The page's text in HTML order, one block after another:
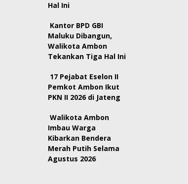
Hal Ini
Kantor BPD GBI
Maluku Dibangun,
Walikota Ambon
Tekankan Tiga Hal Ini
17 Pejabat Eselon II
Pemkot Ambon Ikut
PKN II 2026 di Jateng
Walikota Ambon
Imbau Warga
Kibarkan Bendera
Merah Putih Selama
Agustus 2026